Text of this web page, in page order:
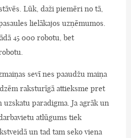
Lūk, daži piemēri no tā,
lielākajos uzņēmumos.
45 000 robotu, bet
sevī nes paaudžu maiņa
raksturīgā attieksme pret
paradigma. Ja agrāk un
atlūgums tiek
un tad tam seko viena